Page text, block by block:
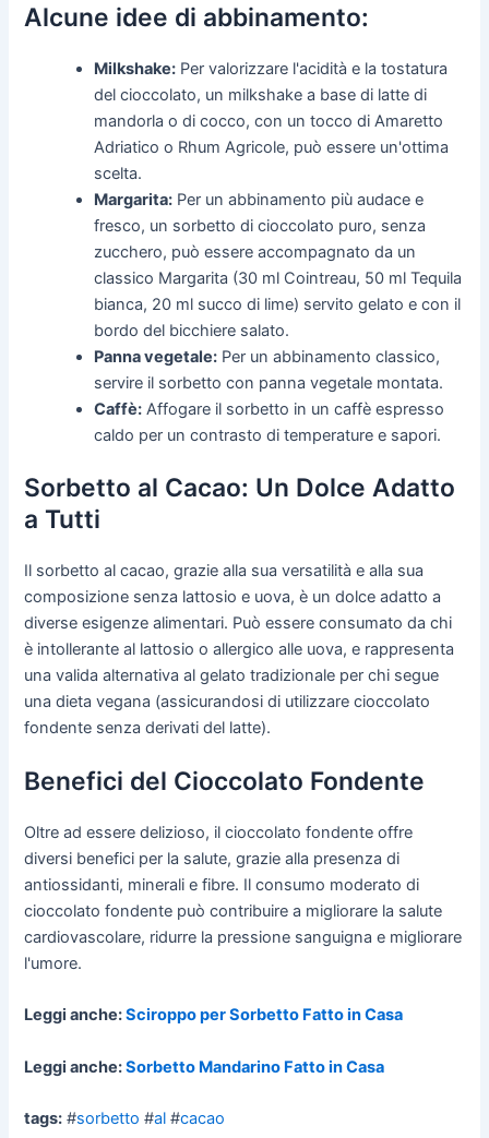
Alcune idee di abbinamento:
Milkshake: Per valorizzare l'acidità e la tostatura
del cioccolato, un milkshake a base di latte di
mandorla o di cocco, con un tocco di Amaretto
Adriatico o Rhum Agricole, può essere un'ottima
scelta.
Margarita: Per un abbinamento più audace e
fresco, un sorbetto di cioccolato puro, senza
zucchero, può essere accompagnato da un
classico Margarita (30 ml Cointreau, 50 ml Tequila
bianca, 20 ml succo di lime) servito gelato e con il
bordo del bicchiere salato.
Panna vegetale: Per un abbinamento classico,
servire il sorbetto con panna vegetale montata.
Caffè: Affogare il sorbetto in un caffè espresso
caldo per un contrasto di temperature e sapori.
Sorbetto al Cacao: Un Dolce Adatto
a Tutti
Il sorbetto al cacao, grazie alla sua versatilità e alla sua
composizione senza lattosio e uova, è un dolce adatto a
diverse esigenze alimentari. Può essere consumato da chi
è intollerante al lattosio o allergico alle uova, e rappresenta
una valida alternativa al gelato tradizionale per chi segue
una dieta vegana (assicurandosi di utilizzare cioccolato
fondente senza derivati del latte).
Benefici del Cioccolato Fondente
Oltre ad essere delizioso, il cioccolato fondente offre
diversi benefici per la salute, grazie alla presenza di
antiossidanti, minerali e fibre. Il consumo moderato di
cioccolato fondente può contribuire a migliorare la salute
cardiovascolare, ridurre la pressione sanguigna e migliorare
l'umore.
Leggi anche:Sciroppo per Sorbetto Fatto in Casa
Leggi anche:Sorbetto Mandarino Fatto in Casa
tags: #sorbetto #al #cacao